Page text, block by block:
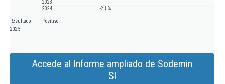
2023
2024
-2,1 %
Resultado
2025
Positivo
Accede al Informe ampliado de Sodemin
Sl